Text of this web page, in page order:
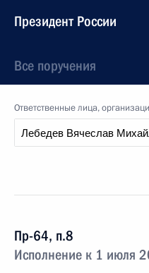
Президент России
Все поручения
Ответственные лица,
Пр-64, п.8
Исполнение к 1 июля